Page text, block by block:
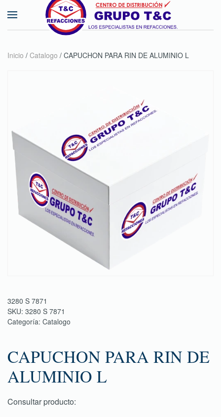
Skip to main content
Inicio / Catalogo / CAPUCHON PARA RIN DE ALUMINIO L
3280 S 7871
SKU: 3280 S 7871
Categoría: Catalogo
CAPUCHON PARA RIN DE
ALUMINIO L
Consultar producto: